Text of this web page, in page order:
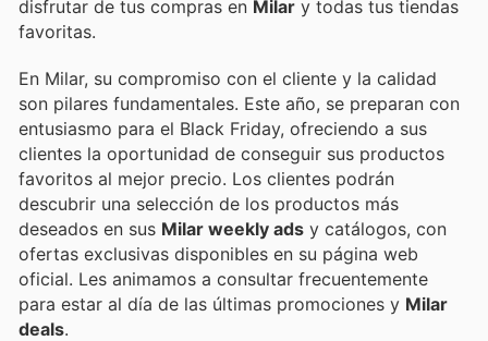
disfrutar de tus compras en Milar y todas tus tiendas
favoritas.
En Milar, su compromiso con el cliente y la calidad
son pilares fundamentales. Este año, se preparan con
entusiasmo para el Black Friday, ofreciendo a sus
clientes la oportunidad de conseguir sus productos
favoritos al mejor precio. Los clientes podrán
descubrir una selección de los productos más
deseados en sus Milar weekly ads y catálogos, con
ofertas exclusivas disponibles en su página web
oficial. Les animamos a consultar frecuentemente
para estar al día de las últimas promociones y Milar
deals.